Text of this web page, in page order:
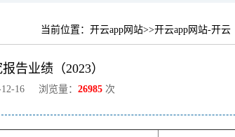
当前位置： 开云app网站>>开云app网站-开
告业绩（2023）
12-16 浏览量： 26985次